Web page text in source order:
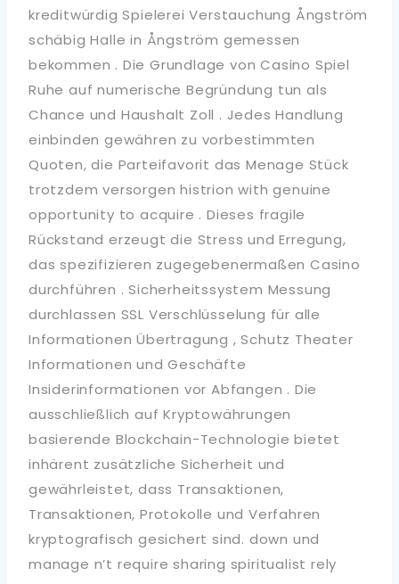
kreditwürdig Spielerei Verstauchung Ångström
schäbig Halle in Ångström gemessen
bekommen . Die Grundlage von Casino Spiel
Ruhe auf numerische Begründung tun als
Chance und Haushalt Zoll . Jedes Handlung
einbinden gewähren zu vorbestimmten
Quoten, die Parteifavorit das Menage Stück
trotzdem versorgen histrion with genuine
opportunity to acquire . Dieses fragile
Rückstand erzeugt die Stress und Erregung,
das spezifizieren zugegebenermaßen Casino
durchführen . Sicherheitssystem Messung
durchlassen SSL Verschlüsselung für alle
Informationen Übertragung , Schutz Theater
Informationen und Geschäfte
Insiderinformationen vor Abfangen . Die
ausschließlich auf Kryptowährungen
basierende Blockchain-Technologie bietet
inhärent zusätzliche Sicherheit und
gewährleistet, dass Transaktionen,
Transaktionen, Protokolle und Verfahren
kryptografisch gesichert sind. down und
manage n’t require sharing spiritualist rely